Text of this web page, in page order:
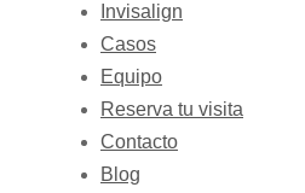
Invisalign
Casos
Equipo
Reserva tu visita
Contacto
Blog